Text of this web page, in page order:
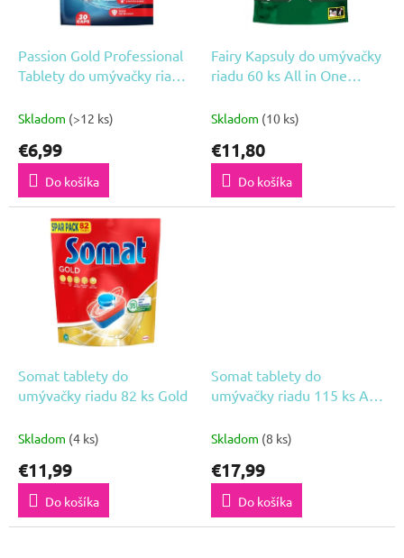
o
v
o
u
k
o
Passion Gold Professional
Tablety do umývačky riadu
Skladom (>12 ks)
€6,99
Do košíka
Fairy Kapsuly do umývačky
riadu 60 ks All in One
Skladom (10 ks)
€11,80
Do košíka
Somat tablety do
umývačky riadu 82 ks Gold
Skladom (4 ks)
€11,99
Do košíka
Somat tablety do
umývačky riadu 115 ks All
Skladom (8 ks)
€17,99
Do košíka